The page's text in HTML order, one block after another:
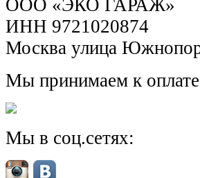
ООО «ЭКО ГАРАЖ»
ИНН 9721020874
Москва улица
Мы принимаем к
Мы в соц.сетях: